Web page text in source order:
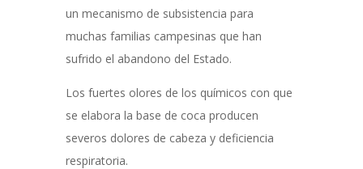
un mecanismo de subsistencia para
muchas familias campesinas que han
sufrido el abandono del Estado.
Los fuertes olores de los químicos con que
se elabora la base de coca producen
severos dolores de cabeza y deficiencia
respiratoria.